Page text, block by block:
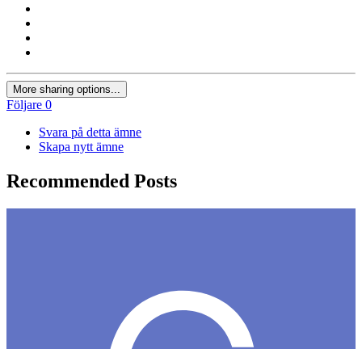
More sharing options...
Följare 0
Svara på detta ämne
Skapa nytt ämne
Recommended Posts